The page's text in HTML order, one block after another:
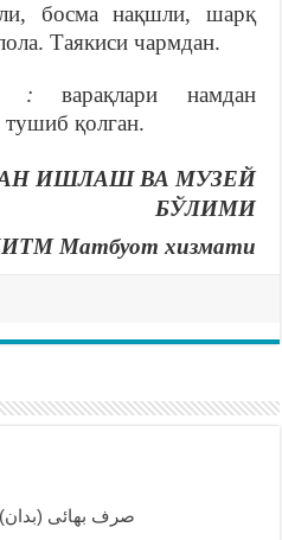
босма нақшли, шарқ
Таякиси чармдан.
:варақлари намдан
тушиб қолган.
ИШЛАШ ВА МУЗЕЙ
БЎЛИМИ
Матбуот хизмати
Сарфи Баҳоий (= Бидон) – صرف بهائى (بدان)